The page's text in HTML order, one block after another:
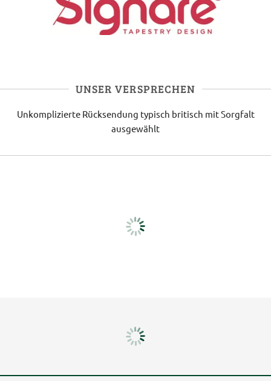
UNSER VERSPRECHEN
Unkomplizierte Rücksendung typisch britisch mit Sorgfalt
ausgewählt